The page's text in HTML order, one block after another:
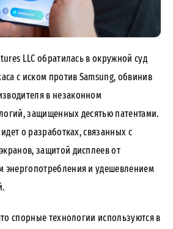
LLC обратилась в окружной суд
с иском против Samsung, обвинив
в незаконном
защищенных десятью патентами.
о разработках, связанных с
защитой дисплеев от
энергопотребления и удешевлением
спорные технологии используются в